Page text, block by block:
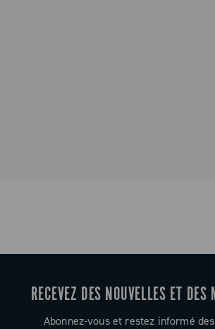
parcours gravel. De plus, les vis
RECEVEZ DES NOUVELLES ET DES
Abonnez-vous et restez informé